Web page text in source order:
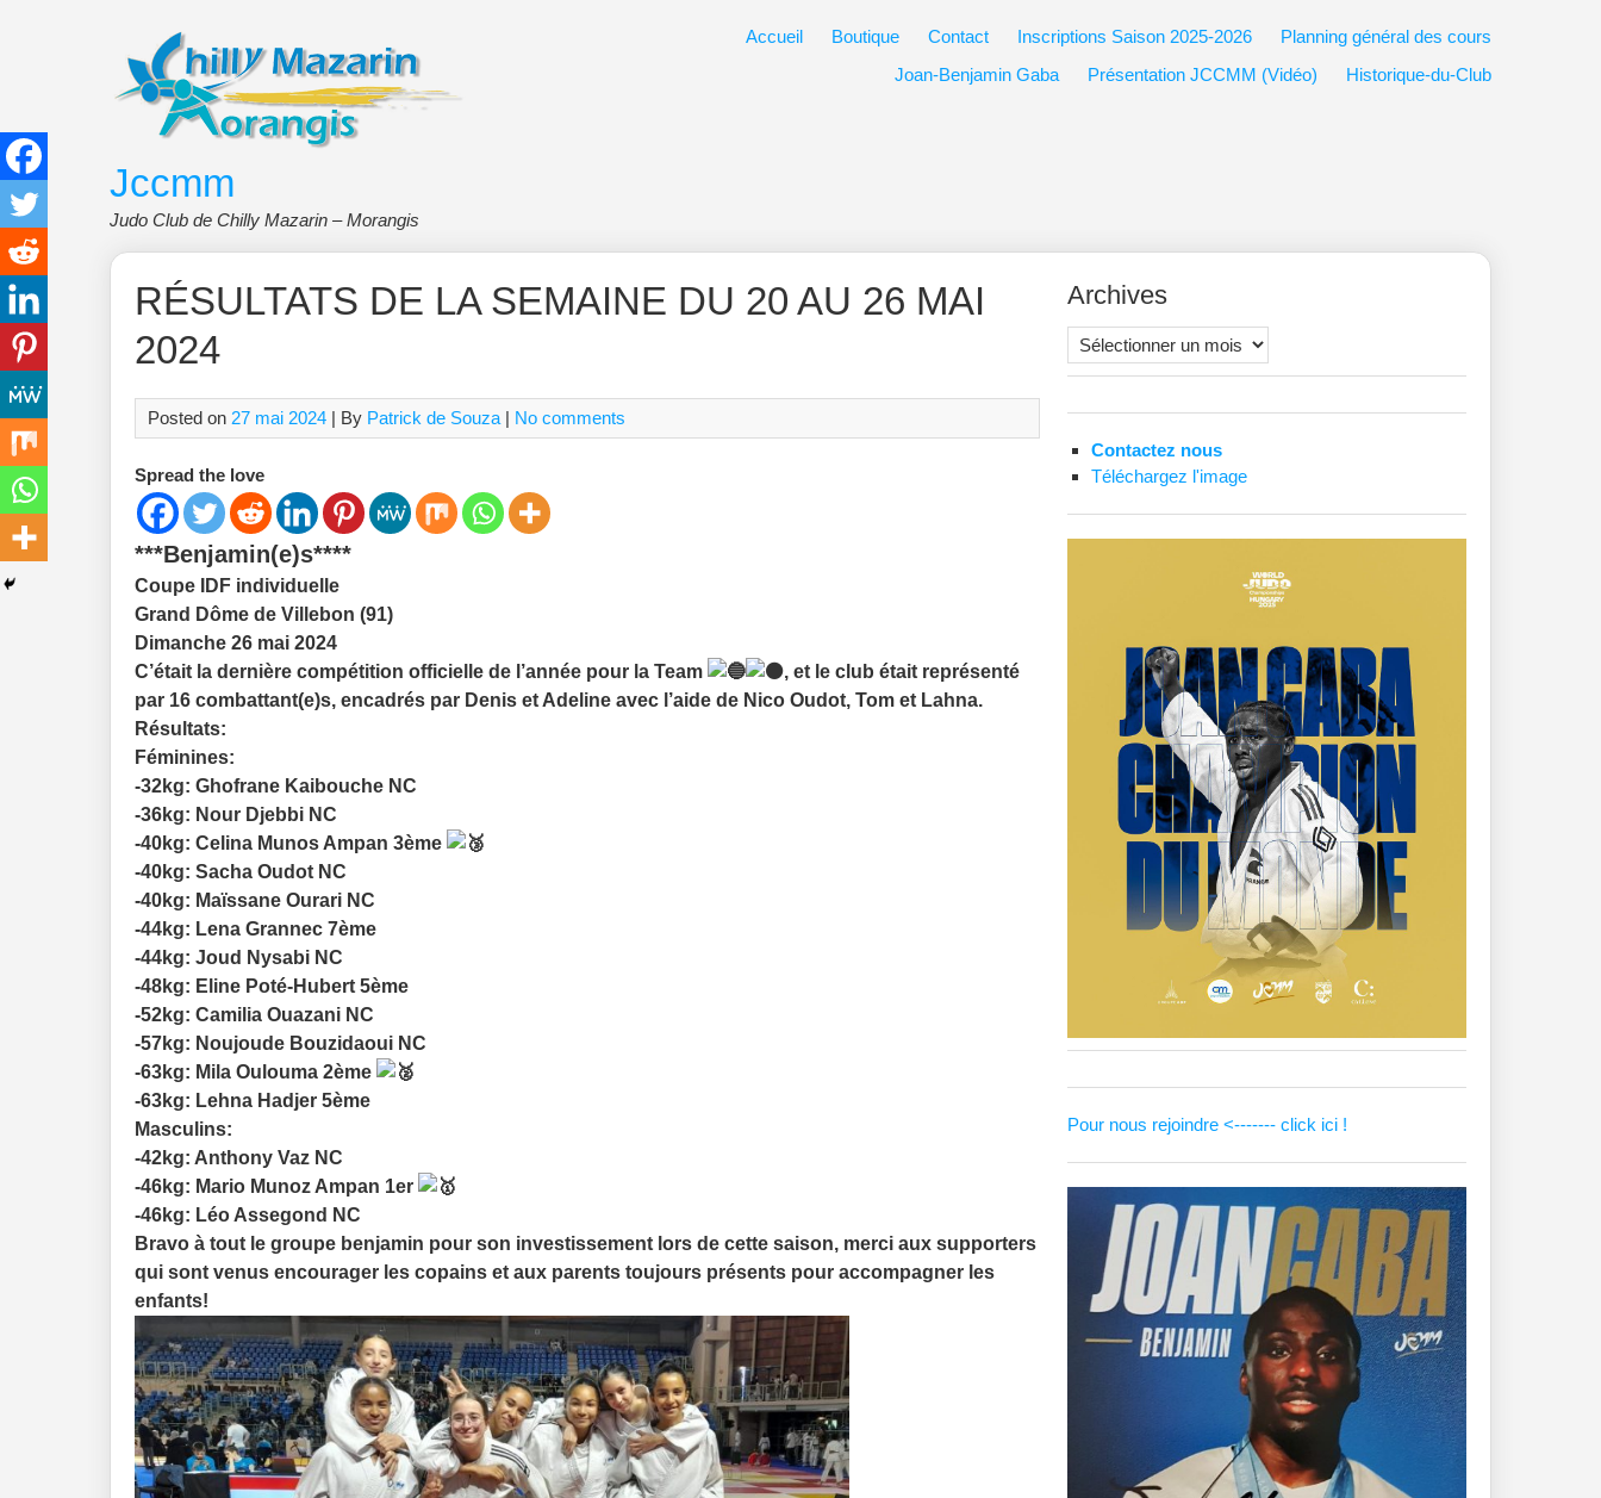
Jccmm
Judo Club de Chilly Mazarin – Morangis
Accueil Boutique Contact Inscriptions Saison 2025-2026
Planning général des cours
Joan-Benjamin Gaba
Présentation JCCMM (Vidéo) Historique-du-Club
RÉSULTATS DE LA SEMAINE DU 20 AU 26 MAI
2024
Posted on 27 mai 2024 | By Patrick de Souza | No comments
Spread the love
***Benjamin(e)s****
Coupe IDF individuelle
Grand Dôme de Villebon (91)
Dimanche 26 mai 2024
C’était la dernière compétition officielle de l’année pour la Team
, et le club était représenté
par 16 combattant(e)s, encadrés par Denis et Adeline avec l’aide de Nico Oudot, Tom et Lahna.
Résultats:
Féminines:
-32kg: Ghofrane Kaibouche NC
-36kg: Nour Djebbi NC
-40kg: Celina Munos Ampan 3ème
-40kg: Sacha Oudot NC
-40kg: Maïssane Ourari NC
-44kg: Lena Grannec 7ème
-44kg: Joud Nysabi NC
-48kg: Eline Poté-Hubert 5ème
-52kg: Camilia Ouazani NC
-57kg: Noujoude Bouzidaoui NC
-63kg: Mila Oulouma 2ème
-63kg: Lehna Hadjer 5ème
Masculins:
-42kg: Anthony Vaz NC
-46kg: Mario Munoz Ampan 1er
-46kg: Léo Assegond NC
Bravo à tout le groupe benjamin pour son investissement lors de cette saison, merci aux supporters
qui sont venus encourager les copains et aux parents toujours présents pour accompagner les
enfants!
Archives
Archives
Contactez nous
Téléchargez l'image
Pour nous rejoindre <------- click ici !